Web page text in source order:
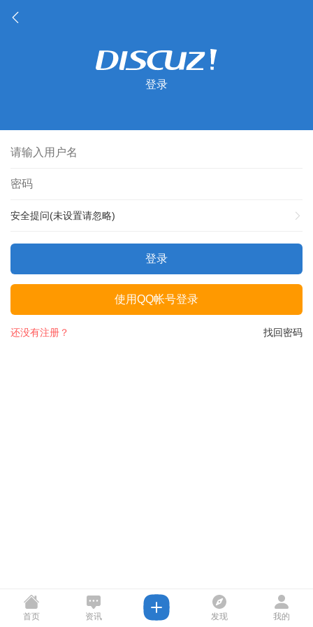
登录
安全提问(未设置请忽略)
登录
使用QQ帐号登录
找回密码
还没有注册？
首页 资讯 发现 我的